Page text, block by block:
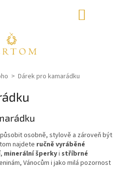
Dárek pro kamarádku
osobně, stylově a zároveň být
najdete ručně vyráběné
, minerální šperkyi stříbrné
Vánocům i jako milá pozornost